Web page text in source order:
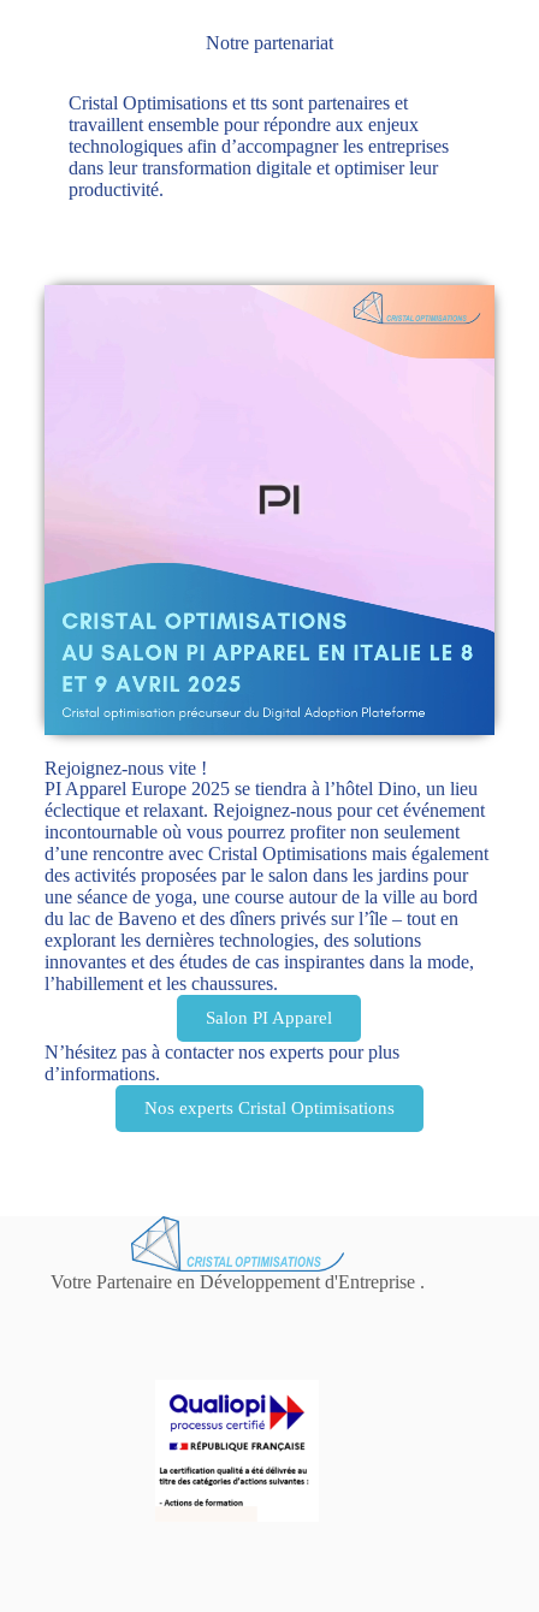
Notre partenariat
Cristal Optimisations et tts sont partenaires et
travaillent ensemble pour répondre aux enjeux
technologiques afin d’accompagner les entreprises
dans leur transformation digitale et optimiser leur
productivité.
Rejoignez-nous vite !
PI Apparel Europe 2025 se tiendra à l’hôtel Dino, un lieu
éclectique et relaxant. Rejoignez-nous pour cet événement
incontournable où vous pourrez profiter non seulement
d’une rencontre avec Cristal Optimisations mais également
des activités proposées par le salon dans les jardins pour
une séance de yoga, une course autour de la ville au bord
du lac de Baveno et des dîners privés sur l’île – tout en
explorant les dernières technologies, des solutions
innovantes et des études de cas inspirantes dans la mode,
l’habillement et les chaussures.
Salon PI Apparel
N’hésitez pas à contacter nos experts pour plus
d’informations.
Nos experts Cristal Optimisations
Votre Partenaire en Développement d'Entreprise .